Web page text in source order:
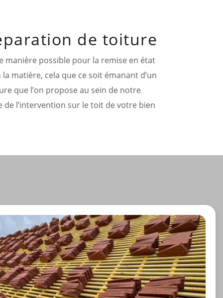
de toiture
manière possible pour la remise en état
matière, cela que ce soit émanant d’un
que l’on propose au sein de notre
l’intervention sur le toit de votre bien